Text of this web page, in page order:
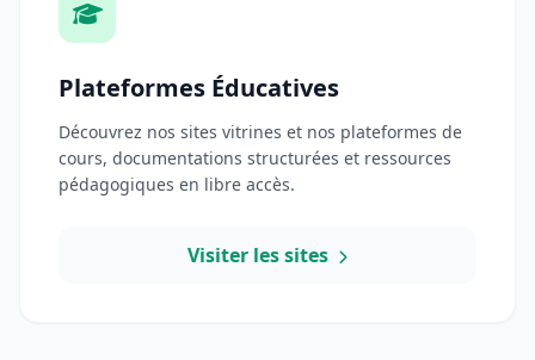
Plateformes Éducatives
Découvrez nos sites vitrines et nos plateformes de
cours, documentations structurées et ressources
pédagogiques en libre accès.
Visiter les sites